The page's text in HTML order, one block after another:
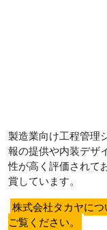
製造業向け工程管理
報の提供や内装デザ
性が高く評価されて
賞しています。
株式会社タカヤに
ご覧ください。